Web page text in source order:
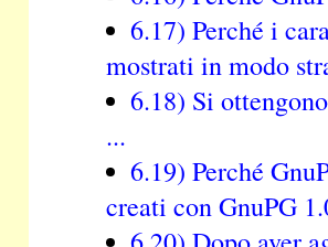
6.17) Perché i
mostrati in modo
6.18) Si
...
6.19) Perché
creati con GnuPG